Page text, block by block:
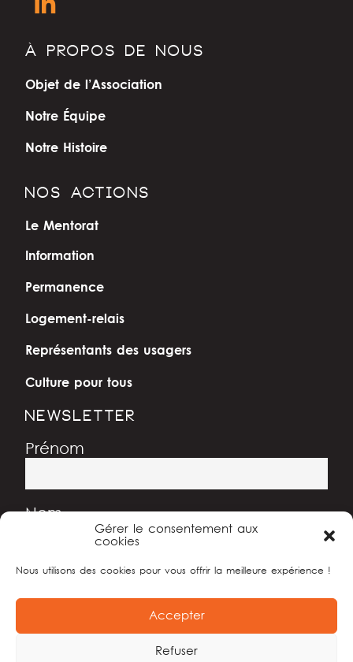
Gérer le consentement aux
cookies
Nous utilisons des cookies pour vous offrir la meilleure expérience !
Accepter
Refuser
À PROPOS DE NOUS
Objet de l’Association
Notre Équipe
Notre Histoire
NOS ACTIONS
Le Mentorat
Information
Permanence
Logement-relais
Représentants des usagers
Culture pour tous
NEWSLETTER
Prénom
Nom
Adresse e-mail